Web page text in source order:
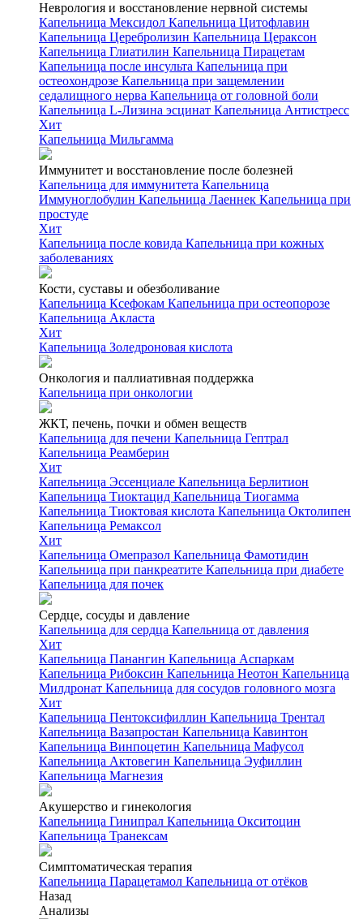
Неврология и восстановление нервной системы
Капельница Мексидол Капельница Цитофлавин
Капельница Церебролизин Капельница Цераксон
Капельница Глиатилин Капельница Пирацетам
Капельница после инсульта Капельница при
остеохондрозе Капельница при защемлении
седалищного нерва Капельница от головной боли
Капельница L-Лизина эсцинат Капельница Антистресс
Хит
Капельница Мильгамма
Иммунитет и восстановление после болезней
Капельница для иммунитета Капельница
Иммуноглобулин Капельница Лаеннек Капельница при
простуде
Хит
Капельница после ковида Капельница при кожных
заболеваниях
Кости, суставы и обезболивание
Капельница Ксефокам Капельница при остеопорозе
Капельница Акласта
Хит
Капельница Золедроновая кислота
Онкология и паллиативная поддержка
Капельница при онкологии
ЖКТ, печень, почки и обмен веществ
Капельница для печени Капельница Гептрал
Капельница Реамберин
Хит
Капельница Эссенциале Капельница Берлитион
Капельница Тиоктацид Капельница Тиогамма
Капельница Тиоктовая кислота Капельница Октолипен
Капельница Ремаксол
Хит
Капельница Омепразол Капельница Фамотидин
Капельница при панкреатите Капельница при диабете
Капельница для почек
Сердце, сосуды и давление
Капельница для сердца Капельница от давления
Хит
Капельница Панангин Капельница Аспаркам
Капельница Рибоксин Капельница Неотон Капельница
Милдронат Капельница для сосудов головного мозга
Хит
Капельница Пентоксифиллин Капельница Трентал
Капельница Вазапростан Капельница Кавинтон
Капельница Винпоцетин Капельница Мафусол
Капельница Актовегин Капельница Эуфиллин
Капельница Магнезия
Акушерство и гинекология
Капельница Гинипрал Капельница Окситоцин
Капельница Транексам
Симптоматическая терапия
Капельница Парацетамол Капельница от отёков
Назад
Анализы